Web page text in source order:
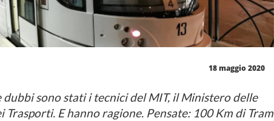
18 maggio 2020
dubbi sono stati i tecnici del MIT, il Ministero delle
E hanno ragione. Pensate: 100 Km di Tram